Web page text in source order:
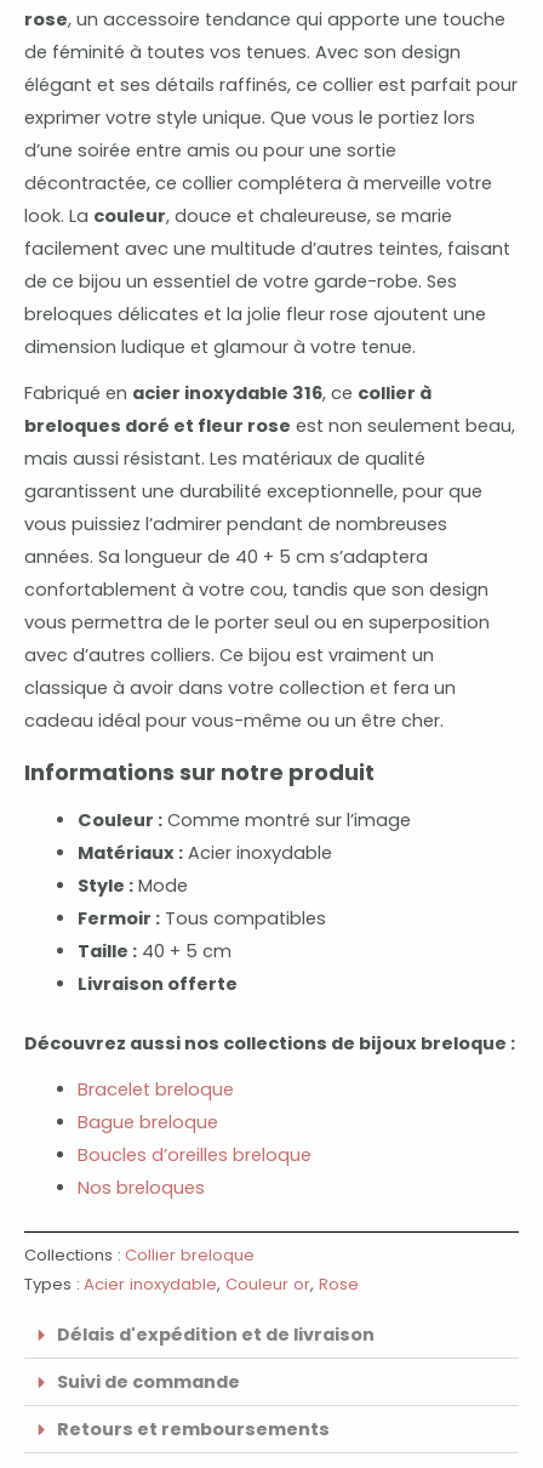
rose, un accessoire tendance qui apporte une touche
de féminité à toutes vos tenues. Avec son design
élégant et ses détails raffinés, ce collier est parfait pour
exprimer votre style unique. Que vous le portiez lors
d’une soirée entre amis ou pour une sortie
décontractée, ce collier complétera à merveille votre
look. La couleur, douce et chaleureuse, se marie
facilement avec une multitude d’autres teintes, faisant
de ce bijou un essentiel de votre garde-robe. Ses
breloques délicates et la jolie fleur rose ajoutent une
dimension ludique et glamour à votre tenue.
Fabriqué en acier inoxydable 316, ce collier à
breloques doré et fleur rose est non seulement beau,
mais aussi résistant. Les matériaux de qualité
garantissent une durabilité exceptionnelle, pour que
vous puissiez l’admirer pendant de nombreuses
années. Sa longueur de 40 + 5 cm s’adaptera
confortablement à votre cou, tandis que son design
vous permettra de le porter seul ou en superposition
avec d’autres colliers. Ce bijou est vraiment un
classique à avoir dans votre collection et fera un
cadeau idéal pour vous-même ou un être cher.
Informations sur notre produit
Couleur :Comme montré sur l’image
Matériaux :Acier inoxydable
Style :Mode
Fermoir :Tous compatibles
Taille :40 + 5 cm
Livraison offerte
Découvrez aussi nos collections de bijoux breloque :
Bracelet breloque
Bague breloque
Boucles d’oreilles breloque
Nos breloques
Collections : Collier breloque
Types : Acier inoxydable, Couleur or, Rose
Délais d'expédition et de livraison
Suivi de commande
Retours et remboursements